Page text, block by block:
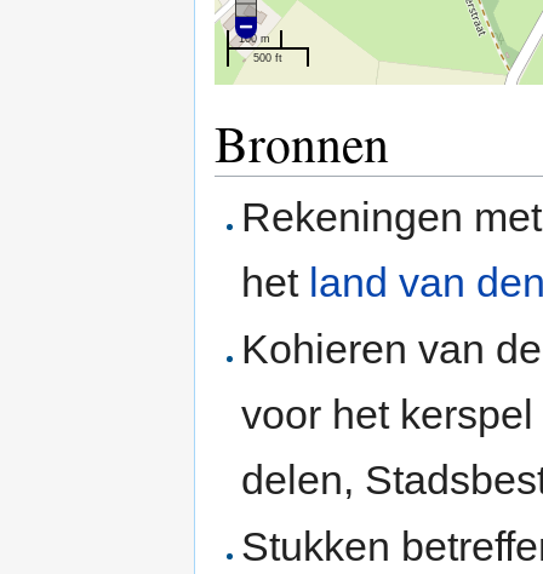
100 m
500 ft
Bronnen
Rekeningen
het land van
Kohieren van
voor het
delen,
Stukken